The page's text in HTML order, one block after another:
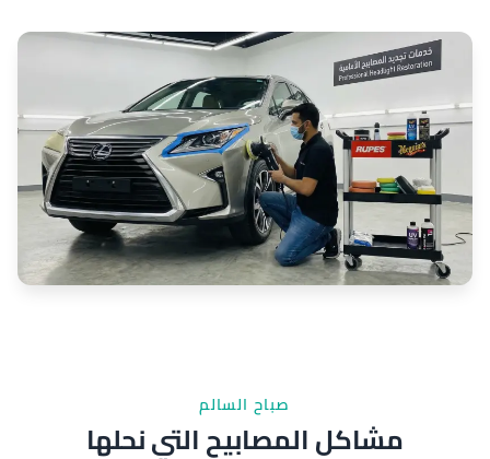
صباح السالم
مشاكل المصابيح التي نحلها